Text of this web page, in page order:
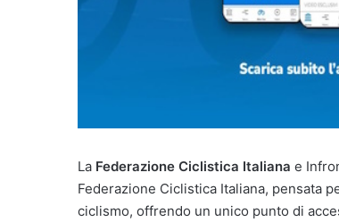
La Federazione Ciclistica Italiana e
Federazione Ciclistica Italiana, pensata
ciclismo, offrendo un unico punto di